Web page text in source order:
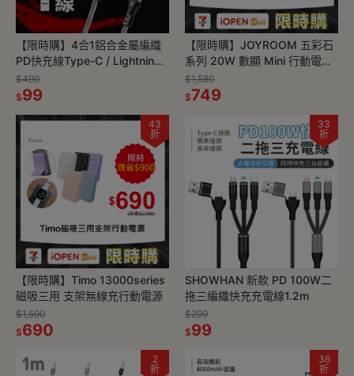
【限時購】4合1鋁合金屬編織
PD快充線Type-C / Lightning
適用i15 16 17
$490
$99
【限時購】JOYROOM 五彩石
系列 20W 數顯 Mini 行動電源
自帶雙線 10000mAh／
20000mAh
$1,580
$749
43
折
【限時購】Timo 13000series
磁吸三用 支架無線充行動電源
$1,590
$690
33
折
SHOWHAN 新款 PD 100W二
拖三編織快充充電線1.2m
$299
$99
2
折
36
折